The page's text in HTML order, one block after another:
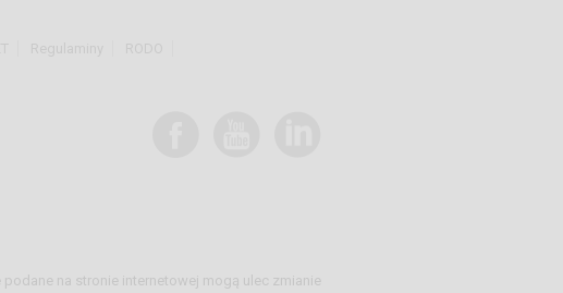
podane na stronie internetowej mogą ulec zmianie